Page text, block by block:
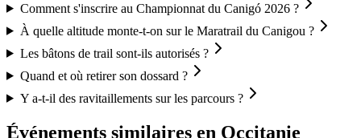
Comment s'inscrire au Championnat du Canigó 2026 ?
À quelle altitude monte-t-on sur le Maratrail du Canigou ?
Les bâtons de trail sont-ils autorisés ?
Quand et où retirer son dossard ?
Y a-t-il des ravitaillements sur les parcours ?
Événements similaires en Occitanie